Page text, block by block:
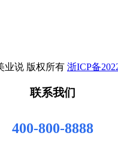
业说 版权所有 浙ICP备
联系我们
400-800-8888